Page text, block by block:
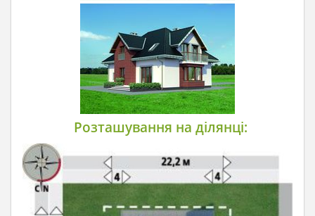
Розташування на ділянці: